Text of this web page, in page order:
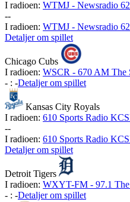
I radioen: WTMJ - Newsradio
--
I radioen: WTMJ - Newsradio
Detaljer om spillet
Chicago Cubs
I radioen: WSCR - 670 AM The
- : -Detaljer om spillet
Kansas City Royals
I radioen: 610 Sports Radio
--
I radioen: 610 Sports Radio
Detaljer om spillet
Detroit Tigers
I radioen: WXYT-FM - 97.1
- : -Detaljer om spillet